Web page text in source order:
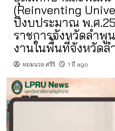
(Reinventing
ปีงบประมาณ พ.ศ
ราชการจังหวัดลำพู
งานในพื้นที่จังหวัดล
หอมนวล ศรีริ 1 ปี ago